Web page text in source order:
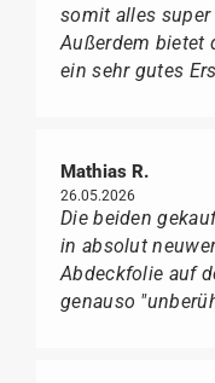
somit alles super
Außerdem bietet
ein sehr gutes
Mathias R.
26.05.2026
Die beiden
in absolut
Abdeckfolie auf
genauso